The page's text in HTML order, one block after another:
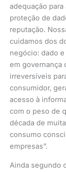
adequação para
proteção de
reputação.
cuidamos dos
negócio: dado
em governança
irreversíveis
consumidor,
acesso à
com o peso de
década de
consumo
empresas”.
Ainda segundo